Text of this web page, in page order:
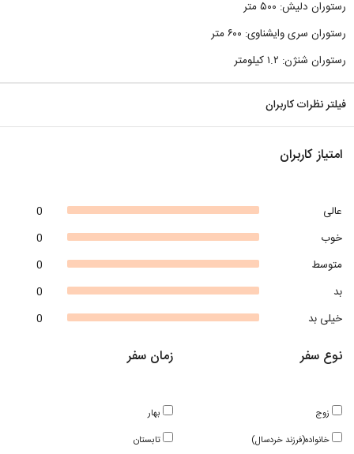
رستوران دلیش: ۵۰۰ متر
رستوران سری وایشناوی: ۶۰۰ متر
رستوران شنژن: ۱.۲ کیلومتر
فیلتر نظرات کاربران
امتیاز کاربران
0
عالی
0
خوب
0
متوسط
0
بد
0
خیلی بد
زمان سفر
بهار
تابستان
نوع سفر
زوج
خانواده(فرزند خردسال)